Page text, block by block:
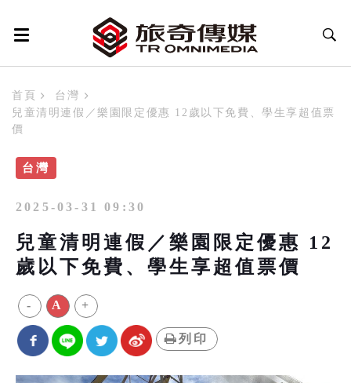
首頁
台灣
兒童清明連假／樂園限定優惠 12歲以下免費、學生享超值票
價
台灣
2025-03-31 09:30
兒童清明連假／樂園限定優惠 12
歲以下免費、學生享超值票價
- A +
列印